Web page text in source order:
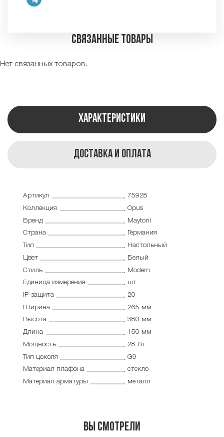
Связанные товары
Нет связанных товаров.
Характеристики
Доставка и оплата
Артикул
75928
Коллекция
Opus
Бренд
Maytoni
Страна
Германия
Тип
Настольный
Цвет
Белый
Стиль
Modern
Единица измерения
шт
IP-защита
20
Ширина
265 мм
Высота
380 мм
Длина
150 мм
Мощность
28 Вт
Тип цоколя
G9
Материал плафона
стекло
Материал арматуры
металл
Вы смотрели